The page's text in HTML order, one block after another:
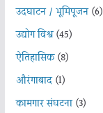
उदघाटन / भूमिपूजन(6)
उद्योग विश्व(45)
ऐतिहासिक(8)
औरंगाबाद(1)
कामगार संघटना(3)